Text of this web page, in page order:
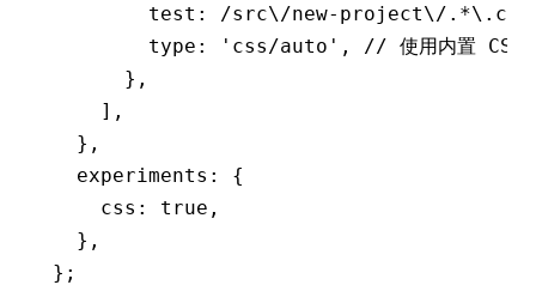
        test
: /src\/new-project\/. *\.css
        type
: 'css/auto' ,
// 使用内置 CSS
      }
,
    ]
,
  }
,
  experiments
:
{
    css
: true ,
  }
,
};